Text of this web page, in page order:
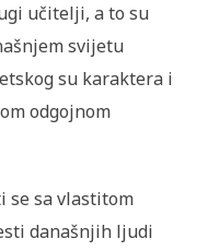
učitelji, a to su
svijetu
su karaktera i
odgojnom
se sa vlastitom
današnjih ljudi